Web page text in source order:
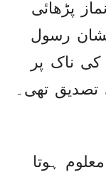
پڑھائی
رسول
ناک پر
تھی۔
ہوتا